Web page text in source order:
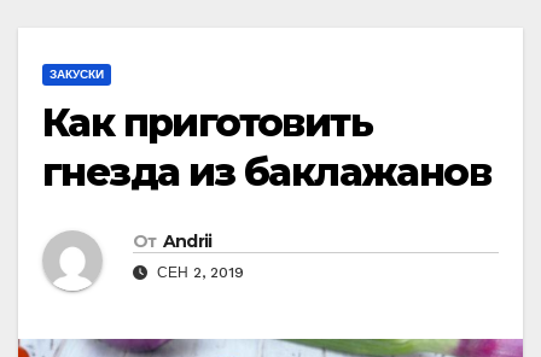
ЗАКУСКИ
Как приготовить
гнезда из баклажанов
От Andrii
СЕН 2, 2019